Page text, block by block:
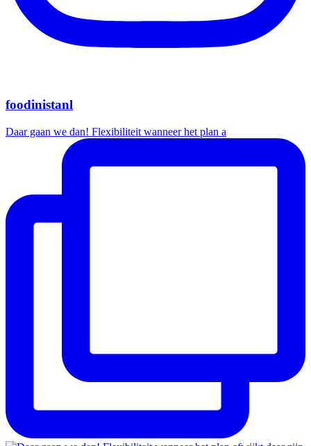
foodinistanl
Daar gaan we dan! Flexibiliteit wanneer het plan a